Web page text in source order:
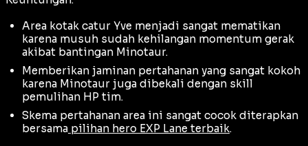
Area kotak catur Yve menjadi sangat mematikan
karena musuh sudah kehilangan momentum gerak
akibat bantingan Minotaur.
Memberikan jaminan pertahanan yang sangat kokoh
karena Minotaur juga dibekali dengan skill
pemulihan HP tim.
Skema pertahanan area ini sangat cocok diterapkan
bersama pilihan hero EXP Lane terbaik.